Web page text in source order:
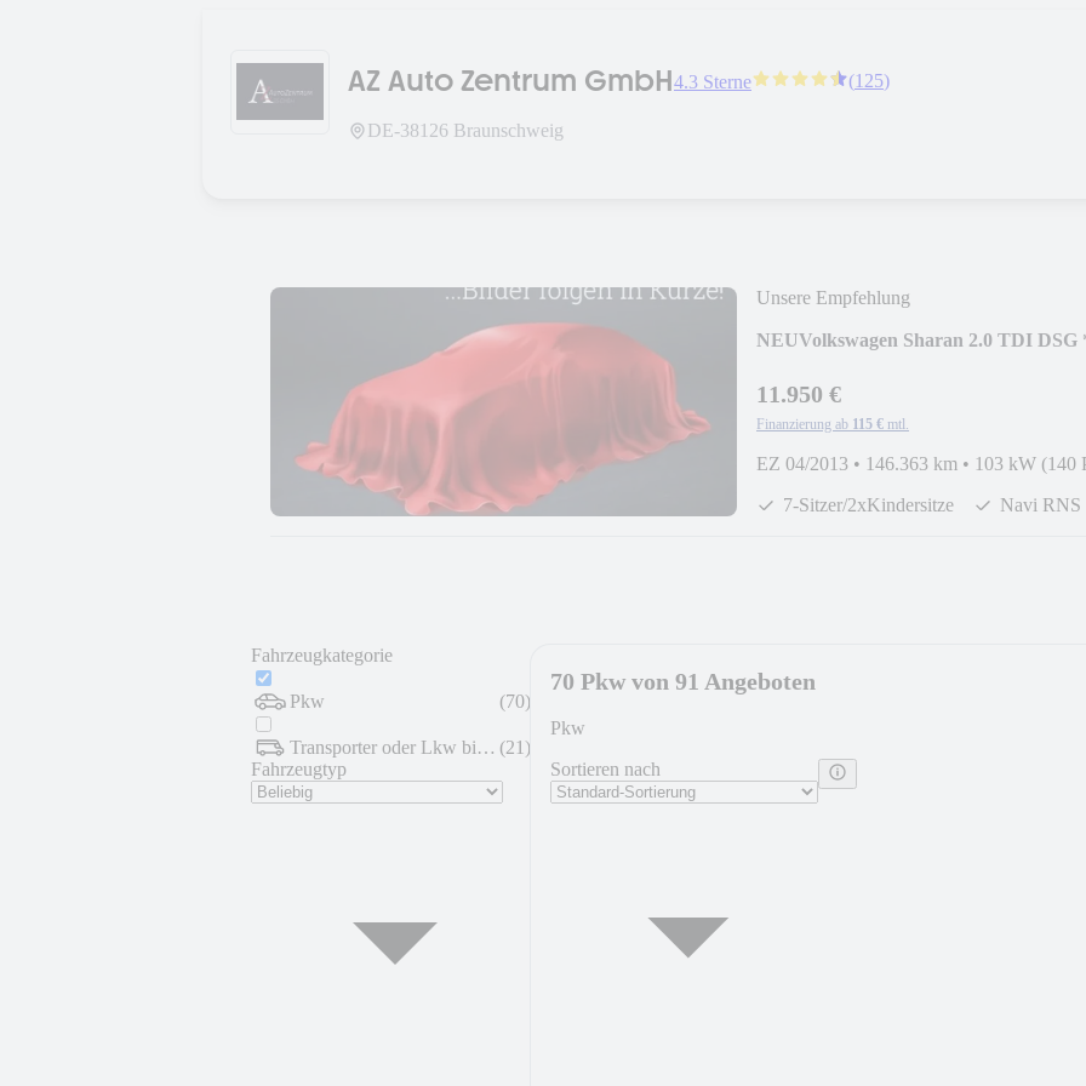
AZ Auto Zentrum GmbH4.3 Sterne (125)
DE-38126 Braunschweig
Unsere Empfehlung
NEUVolkswagen Sharan 2.0 TDI
11.950 €
Finanzierung ab 115 € mtl.
EZ 04/2013 • 146.363 km • 103 kW (140
7-Sitzer/2xKindersitze
Navi RNS
Fahrzeugkategorie
Pkw (70)
Transporter oder Lkw bis 7,5 t (21)
Fahrzeugtyp
70 Pkw von 91 Angeboten
Pkw
Sortieren nach